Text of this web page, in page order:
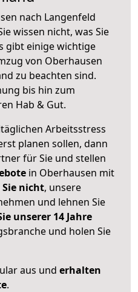
nach Langenfeld
wissen nicht, was Sie
gibt einige wichtige
von Oberhausen
zu beachten sind.
bis hin zum
Hab & Gut.
Arbeitsstress
planen sollen, dann
für Sie und stellen
in Oberhausen mit
Sie nicht, unsere
und lehnen Sie
unserer 14 Jahre
und holen Sie
aus und erhalten
.